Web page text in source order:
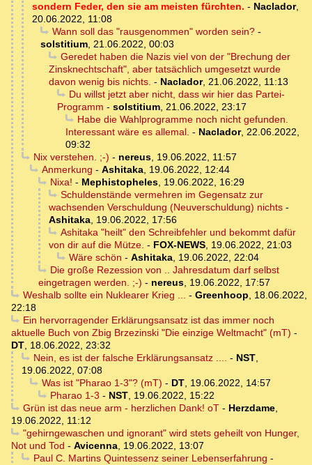
sondern Feder, den sie am meisten fürchten. - Naclador,
20.06.2022, 11:08
Wann soll das "rausgenommen" worden sein?-
solstitium, 21.06.2022, 00:03
Geredet haben die Nazis viel von der "Brechung der
Zinsknechtschaft", aber tatsächlich umgesetzt wurde
davon wenig bis nichts. - Naclador, 21.06.2022, 11:13
Du willst jetzt aber nicht, dass wir hier das Partei-
Programm - solstitium, 21.06.2022, 23:17
Habe die Wahlprogramme noch nicht gefunden.
Interessant wäre es allemal. - Naclador, 22.06.2022,
09:32
Nix verstehen. ;-) - nereus, 19.06.2022, 11:57
Anmerkung - Ashitaka, 19.06.2022, 12:44
Nixa! - Mephistopheles, 19.06.2022, 16:29
Schuldenstände vermehren im Gegensatz zur
wachsenden Verschuldung (Neuverschuldung) nichts -
Ashitaka, 19.06.2022, 17:56
Ashitaka "heilt" den Schreibfehler und bekommt dafür
von dir auf die Mütze. - FOX-NEWS, 19.06.2022, 21:03
Wäre schön - Ashitaka, 19.06.2022, 22:04
Die große Rezession von .. Jahresdatum darf selbst
eingetragen werden. ;-) - nereus, 19.06.2022, 17:57
Weshalb sollte ein Nuklearer Krieg ... - Greenhoop, 18.06.2022,
22:18
Ein hervorragender Erklärungsansatz ist das immer noch
aktuelle Buch von Zbig Brzezinski "Die einzige Weltmacht" (mT) -
DT, 18.06.2022, 23:32
Nein, es ist der falsche Erklärungsansatz .... - NST,
19.06.2022, 07:08
Was ist "Pharao 1-3"? (mT) - DT, 19.06.2022, 14:57
Pharao 1-3 - NST, 19.06.2022, 15:22
Grün ist das neue arm - herzlichen Dank! oT- Herzdame,
19.06.2022, 11:12
"gehirngewaschen und ignorant" wird stets geheilt von Hunger,
Not und Tod - Avicenna, 19.06.2022, 13:07
Paul C. Martins Quintessenz seiner Lebenserfahrung -